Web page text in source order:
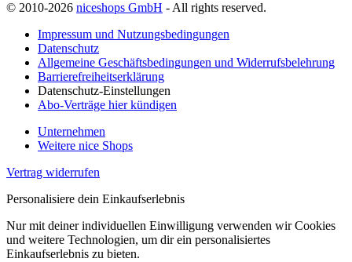
© 2010-2026 niceshops GmbH - All rights reserved.
Impressum und Nutzungsbedingungen
Datenschutz
Allgemeine Geschäftsbedingungen und Widerrufsbelehrung
Barrierefreiheitserklärung
Datenschutz-Einstellungen
Abo-Verträge hier kündigen
Unternehmen
Weitere nice Shops
Vertrag widerrufen
Personalisiere dein Einkaufserlebnis
Nur mit deiner individuellen Einwilligung verwenden wir Cookies
und weitere Technologien, um dir ein personalisiertes
Einkaufserlebnis zu bieten.